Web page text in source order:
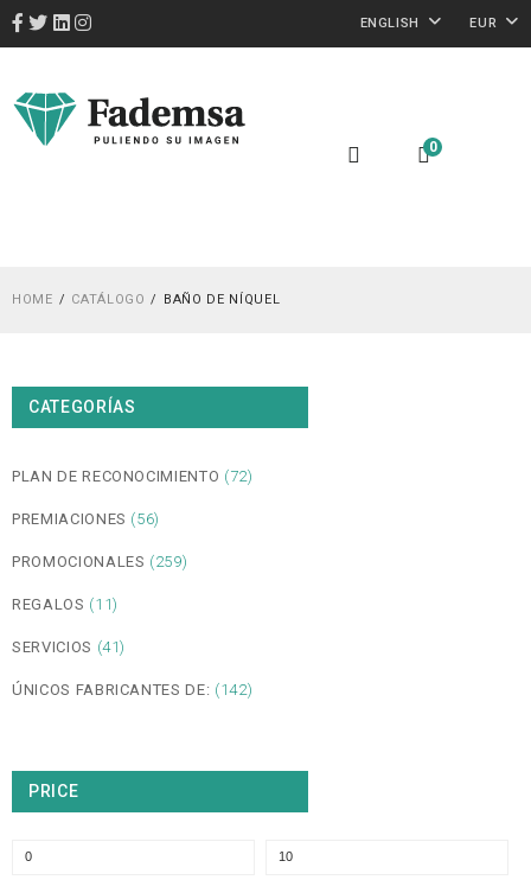
ENGLISH EUR
0
HOME CATÁLOGO BAÑO DE NÍQUEL
CATEGORÍAS
PLAN DE RECONOCIMIENTO (72)
PREMIACIONES (56)
PROMOCIONALES (259)
REGALOS (11)
SERVICIOS (41)
ÚNICOS FABRICANTES DE: (142)
PRICE